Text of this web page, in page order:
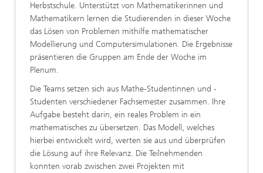
Herbstschule. Unterstützt von Mathematikerinnen und
Mathematikern lernen die Studierenden in dieser Woche
das Lösen von Problemen mithilfe mathematischer
Modellierung und Computersimulationen. Die Ergebnisse
präsentieren die Gruppen am Ende der Woche im
Plenum.
Die Teams setzen sich aus Mathe-Studentinnen und -
Studenten verschiedener Fachsemester zusammen. Ihre
Aufgabe besteht darin, ein reales Problem in ein
mathematisches zu übersetzen. Das Modell, welches
hierbei entwickelt wird, werten sie aus und überprüfen
die Lösung auf ihre Relevanz. Die Teilnehmenden
konnten vorab zwischen zwei Projekten mit